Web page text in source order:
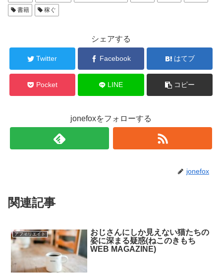
書籍
稼ぐ
シェアする
Twitter Facebook はてブ
Pocket LINE コピー
jonefoxをフォローする
jonefox
関連記事
アフィリエイト
おじさんにしか見えない猫たちの
姿に深まる疑惑(ねこのきもち
WEB MAGAZINE)